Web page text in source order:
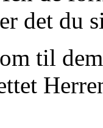
det du
til